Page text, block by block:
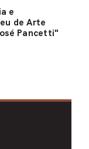
e
de Arte
Pancetti"